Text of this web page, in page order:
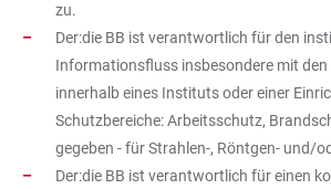
zu.
Der:die BB ist verantwortlich für den
Informationsfluss insbesondere mit
innerhalb eines Instituts oder einer
Schutzbereiche: Arbeitsschutz,
gegeben - für Strahlen-, Röntgen- und/
Der:die BB ist verantwortlich für einen